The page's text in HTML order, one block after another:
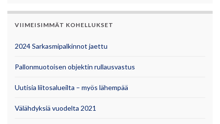
VIIMEISIMMÄT KOHELLUKSET
2024 Sarkasmipalkinnot jaettu
Pallonmuotoisen objektin rullausvastus
Uutisia liitosalueilta – myös lähempää
Välähdyksiä vuodelta 2021